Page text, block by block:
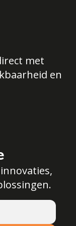
met
en